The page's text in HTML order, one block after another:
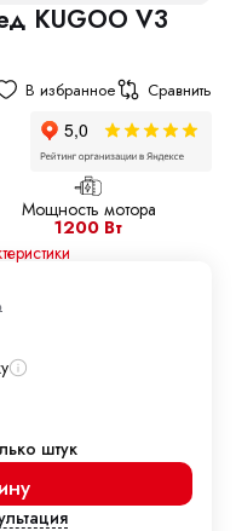
KUGOO V3
В избранное Сравнить
Мощность мотора
1200 Вт
штук